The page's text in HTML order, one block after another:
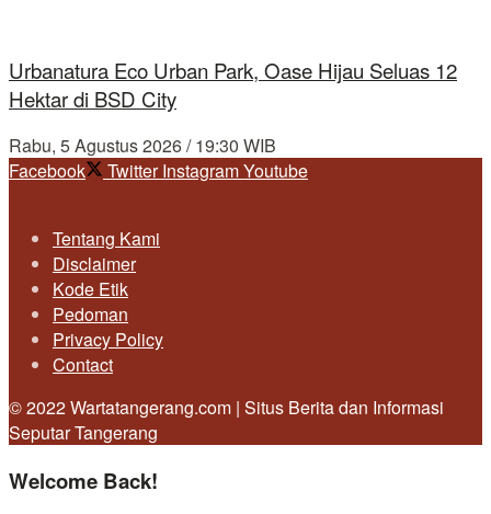
Urbanatura Eco Urban Park, Oase Hijau Seluas 12
Hektar di BSD City
Rabu, 5 Agustus 2026 / 19:30 WIB
Facebook
Twitter InstagramYoutube
Tentang Kami
Disclaimer
Kode Etik
Pedoman
Privacy Policy
Contact
© 2022 Wartatangerang.com | Situs Berita dan Informasi
Seputar Tangerang
Welcome Back!